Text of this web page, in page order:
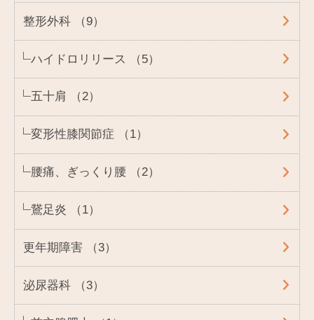
整形外科 （9）
ハイドロリリース （5）
五十肩 （2）
変形性膝関節症 （1）
腰痛、ぎっくり腰 （2）
鵞足炎 （1）
更年期障害 （3）
泌尿器科 （3）